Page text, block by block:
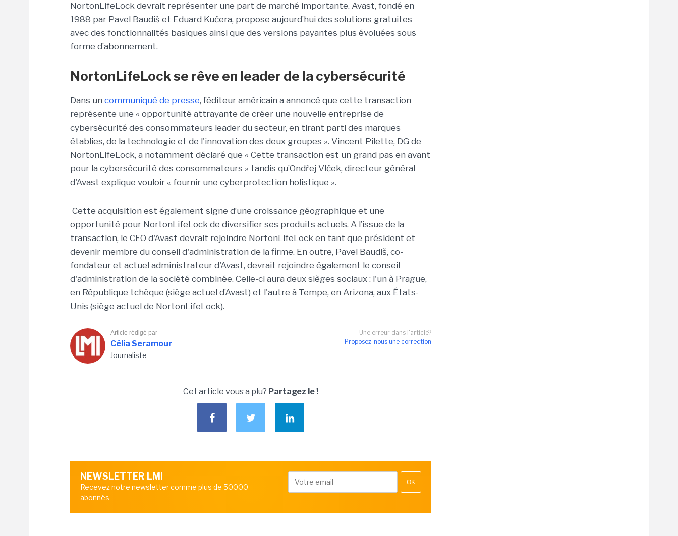
NortonLifeLock devrait représenter une part de marché importante. Avast, fondé en
1988 par Pavel Baudiš et Eduard Kučera, propose aujourd’hui des solutions gratuites
avec des fonctionnalités basiques ainsi que des versions payantes plus évoluées sous
forme d’abonnement.
NortonLifeLock se rêve en leader de la cybersécurité
Dans un communiqué de presse, l’éditeur américain a annoncé que cette transaction
représente une « opportunité attrayante de créer une nouvelle entreprise de
cybersécurité des consommateurs leader du secteur, en tirant parti des marques
établies, de la technologie et de l'innovation des deux groupes ». Vincent Pilette, DG de
NortonLifeLock, a notamment déclaré que « Cette transaction est un grand pas en avant
pour la cybersécurité des consommateurs » tandis qu’Ondřej Vlček, directeur général
d'Avast explique vouloir « fournir une cyberprotection holistique ».
Cette acquisition est également signe d’une croissance géographique et une
opportunité pour NortonLifeLock de diversifier ses produits actuels. A l’issue de la
transaction, le CEO d'Avast devrait rejoindre NortonLifeLock en tant que président et
devenir membre du conseil d'administration de la firme. En outre, Pavel Baudiš, co-
fondateur et actuel administrateur d'Avast, devrait rejoindre également le conseil
d'administration de la société combinée. Celle-ci aura deux sièges sociaux : l'un à Prague,
en République tchèque (siège actuel d’Avast) et l'autre à Tempe, en Arizona, aux États-
Unis (siège actuel de NortonLifeLock).
Une erreur dans l'article?
Proposez-nous une correction
Article rédigé par
Célia Seramour
Journaliste
Cet article vous a plu? Partagez le !
NEWSLETTER LMI
Recevez notre newsletter comme plus de 50000
abonnés
OK